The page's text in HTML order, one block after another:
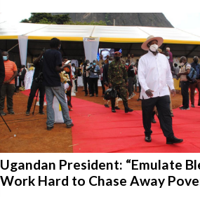
Ugandan President: “Emulate
Work Hard to Chase Away